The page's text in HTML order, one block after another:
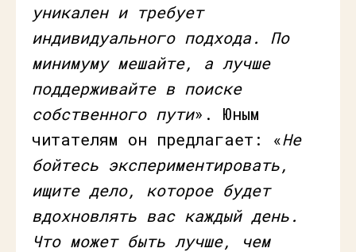
уникален и требует
индивидуального подхода. По
минимуму мешайте, а лучше
поддерживайте в поиске
собственного пути». Юным
читателям он предлагает: «Не
бойтесь экспериментировать,
ищите дело, которое будет
вдохновлять вас каждый день.
Что может быть лучше, чем